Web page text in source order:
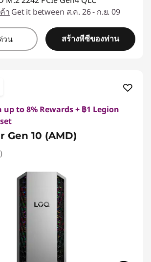
า Get it between ส.ค. 26 - ก.ย. 09
วน สร้างพีซีของท่าน
up to 8% Rewards + ฿1 Legion
Gen 10 (AMD)